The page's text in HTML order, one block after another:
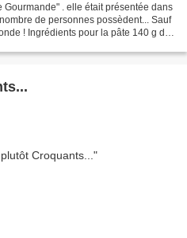
. elle était présentée dans
de personnes possèdent... Sauf
! Ingrédients pour la pâte 140 g de